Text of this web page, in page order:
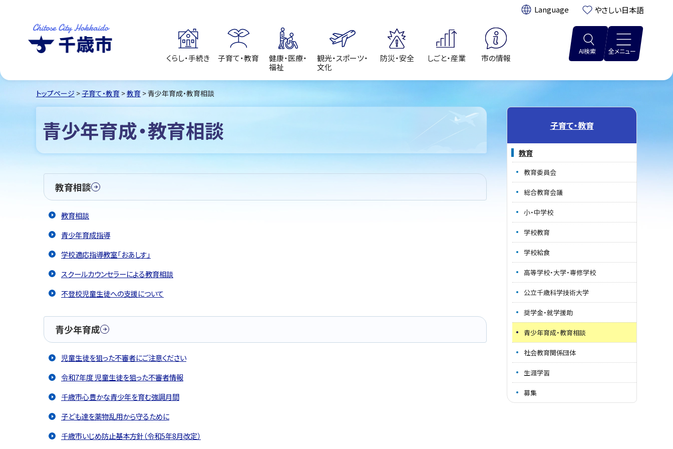
翻訳: やさしい日本語
くらし・手続き 子育て・教育
健康・医療・
福祉
観光・スポーツ・
文化
防災・安全 しごと・産業 市の情報
AI検索 全メニュー
トップページ > 子育て・教育 >教育 > 青少年育成・教育相談
青少年育成・教育相談
教育相談
教育相談
青少年育成指導
学校適応指導教室「おあしす」
スクールカウンセラーによる教育相談
不登校児童生徒への支援について
青少年育成
児童生徒を狙った不審者にご注意ください
令和7年度 児童生徒を狙った不審者情報
千歳市心豊かな青少年を育む強調月間
子ども達を薬物乱用から守るために
千歳市いじめ防止基本方針（令和5年8月改定）
子育て・教育
教育
教育委員会
総合教育会議
小・中学校
学校教育
学校給食
高等学校・大学・専修学校
公立千歳科学技術大学
奨学金・就学援助
青少年育成・教育相談
社会教育関係団体
生涯学習
募集